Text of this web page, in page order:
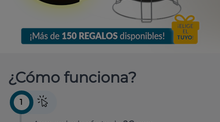
¿Cómo funciona?
1